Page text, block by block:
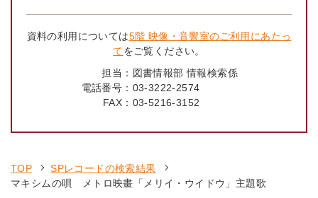
資料の利用については5階 映像・音響室のご利用にあたっ
てをご覧ください。
担当： 図書情報部 情報検索係
電話番号： 03-3222-2574
FAX： 03-5216-3152
TOP
SPレコードの検索結果
マキシムの唄 メトロ映畫「メリイ・ウイドウ」主題歌